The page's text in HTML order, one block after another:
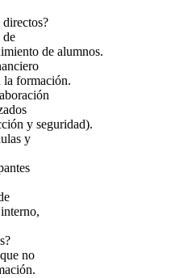
de
de alumnos.
la formación.
y seguridad).
y
no